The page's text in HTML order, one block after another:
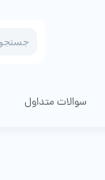
search
سوالات متداول